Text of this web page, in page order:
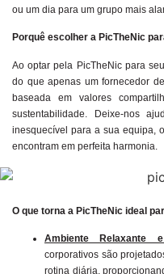
ou um dia para um grupo mais
Porquê escolher a PicTheNic
Ao optar pela PicTheNic para
do que apenas um fornecedor
baseada em valores
sustentabilidade. Deixe-nos
inesquecível para a sua equipa,
encontram em perfeita harmonia.
O que torna a PicTheNic ideal
Ambiente Relaxante
corporativos são
rotina diária,